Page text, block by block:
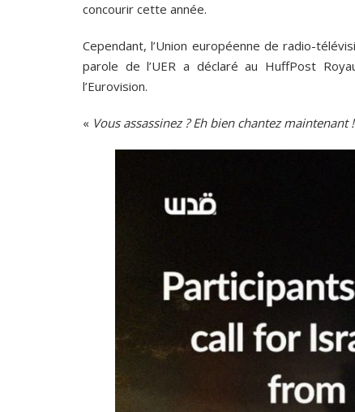
concourir cette année.
Cependant, l’Union européenne de radio-
parole de l’UER a déclaré au HuffPost
l’Eurovision.
« Vous assassinez ? Eh bien chantez maintenant